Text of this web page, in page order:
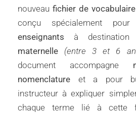
nouveau fichier de vocabulaire
conçu spécialement
enseignants à destination
maternelle (entre 3 et 6
document accompagne
nomenclature et a pour but
instructeur à expliquer
chaque terme lié à cette